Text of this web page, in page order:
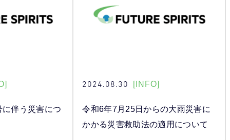
伴う災害につ
2024.08.30 [INFO]
令和6年7月25日からの大雨災害に
かかる災害救助法の適用について